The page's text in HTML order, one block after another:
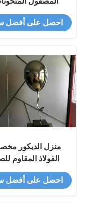
المعدنية الكبيرة في
الطلق قطرة
احصل على أفضل
منزل الديكور
الفولاذ المقاوم
النحت مرآة
بالون
احصل على أفضل